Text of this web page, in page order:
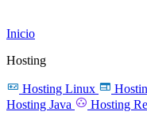
Inicio
Hosting
 Hosting Linux 
Hosting Java  Hosting